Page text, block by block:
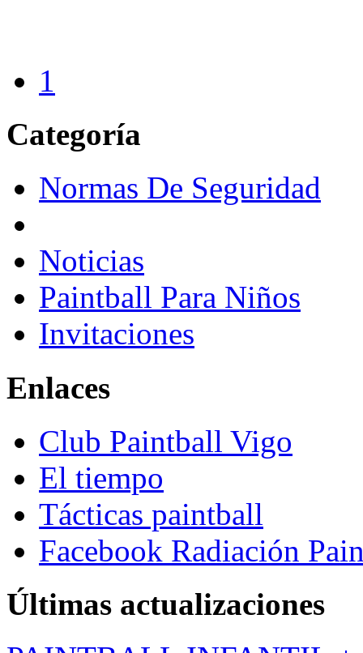
1
Categoría
Normas De Seguridad
Noticias
Paintball Para Niños
Invitaciones
Enlaces
Club Paintball Vigo
El tiempo
Tácticas paintball
Facebook Radiación
Últimas actualizaciones